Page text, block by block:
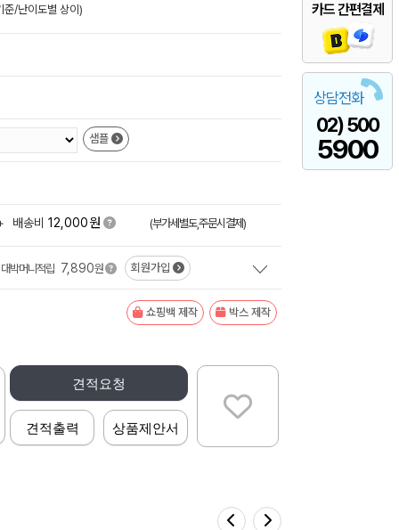
카드 간편결제
상담전화
02) 500
5900
/난이도별 상이)
샘플
배송비 12,000원 (부가세별도,주문시결제)
대박머니적립 7,890원 회원가입
쇼핑백 제작 박스 제작
견적요청
견적출력 상품제안서